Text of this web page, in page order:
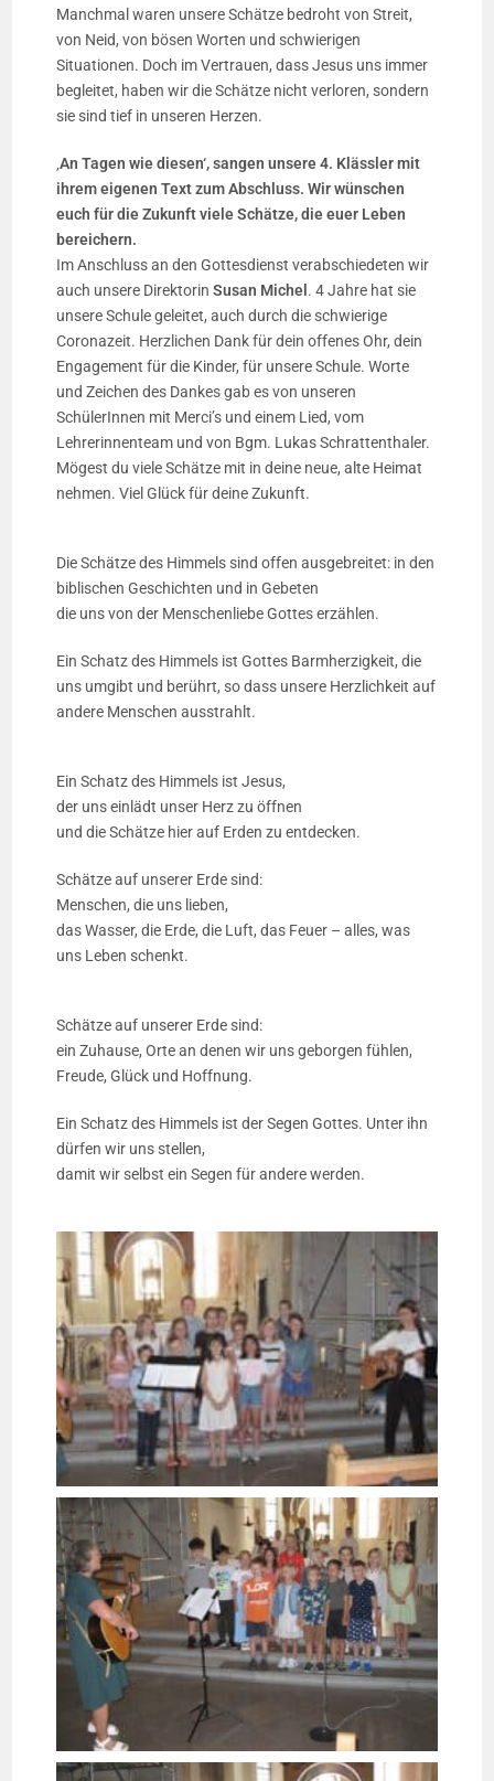
Manchmal waren unsere Schätze bedroht von Streit,
von Neid, von bösen Worten und schwierigen
Situationen. Doch im Vertrauen, dass Jesus uns immer
begleitet, haben wir die Schätze nicht verloren, sondern
sie sind tief in unseren Herzen.
‚An Tagen wie diesen‘, sangen unsere 4. Klässler mit
ihrem eigenen Text zum Abschluss. Wir wünschen
euch für die Zukunft viele Schätze, die euer Leben
bereichern.
Im Anschluss an den Gottesdienst verabschiedeten wir
auch unsere DirektorinSusan Michel . 4 Jahre hat sie
unsere Schule geleitet, auch durch die schwierige
Coronazeit. Herzlichen Dank für dein offenes Ohr, dein
Engagement für die Kinder, für unsere Schule. Worte
und Zeichen des Dankes gab es von unseren
SchülerInnen mit Merci’s und einem Lied, vom
Lehrerinnenteam und von Bgm. Lukas Schrattenthaler.
Mögest du viele Schätze mit in deine neue, alte Heimat
nehmen. Viel Glück für deine Zukunft.
Die Schätze des Himmels sind offen ausgebreitet: in den
biblischen Geschichten und in Gebeten
die uns von der Menschenliebe Gottes erzählen.
Ein Schatz des Himmels ist Gottes Barmherzigkeit, die
uns umgibt und berührt, so dass unsere Herzlichkeit auf
andere Menschen ausstrahlt.
Ein Schatz des Himmels ist Jesus,
der uns einlädt unser Herz zu öffnen
und die Schätze hier auf Erden zu entdecken.
Schätze auf unserer Erde sind:
Menschen, die uns lieben,
das Wasser, die Erde, die Luft, das Feuer – alles, was
uns Leben schenkt.
Schätze auf unserer Erde sind:
ein Zuhause, Orte an denen wir uns geborgen fühlen,
Freude, Glück und Hoffnung.
Ein Schatz des Himmels ist der Segen Gottes. Unter ihn
dürfen wir uns stellen,
damit wir selbst ein Segen für andere werden.